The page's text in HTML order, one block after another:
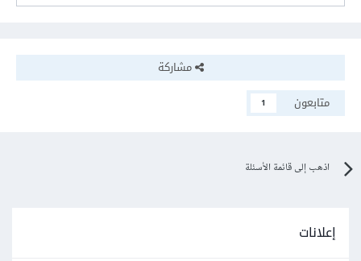
مشاركة
متابعون
1
اذهب إلى قائمة الأسئلة
إعلانات